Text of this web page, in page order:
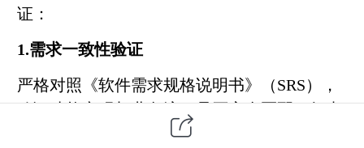
证：
1.需求一致性验证
严格对照《软件需求规格说明书》（SRS），
验证功能实现与业务流程是否完全匹配，如支
付流程的金额校验规则、审批流程的节点跳转